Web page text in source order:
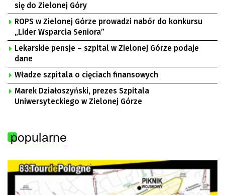
się do Zielonej Góry
ROPS w Zielonej Górze prowadzi nabór do konkursu
„Lider Wsparcia Seniora”
Lekarskie pensje – szpital w Zielonej Górze podaje
dane
Władze szpitala o cięciach finansowych
Marek Działoszyński, prezes Szpitala
Uniwersyteckiego w Zielonej Górze
popularne